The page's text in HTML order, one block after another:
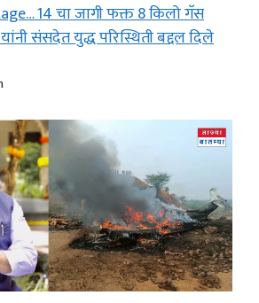
14 चा जागी फक्त 8 किलो गॅस
संसदेत युद्ध परिस्थिती बद्दल दिले